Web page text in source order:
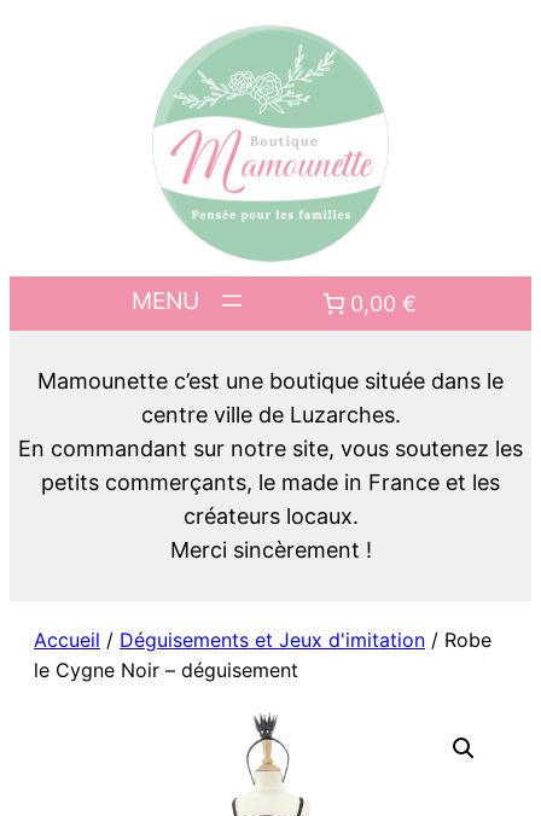
0,00 €
Mamounette c’est une boutique située dans le
centre ville de Luzarches.
En commandant sur notre site, vous soutenez les
petits commerçants, le made in France et les
créateurs locaux.
Merci sincèrement !
Accueil / Déguisements et Jeux d'imitation / Robe
le Cygne Noir – déguisement